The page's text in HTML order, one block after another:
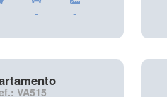
- -
VA515